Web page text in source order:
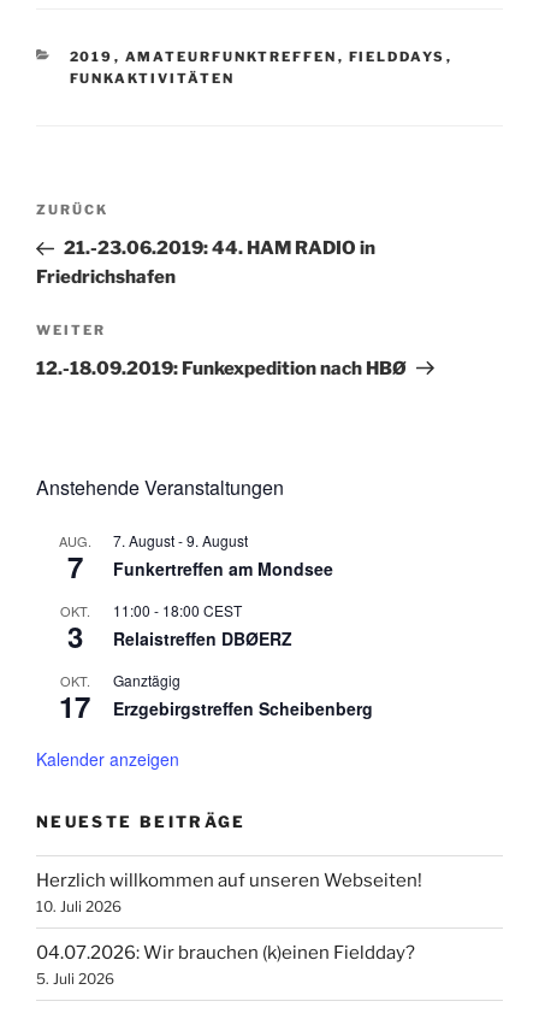
KATEGORIEN
2019 , AMATEURFUNKTREFFEN , FIELDDAYS ,
FUNKAKTIVITÄTEN
Beitragsnavigation
Vorheriger
Beitrag
ZURÜCK
21.-23.06.2019: 44. HAM RADIO in
Friedrichshafen
Nächster
Beitrag
WEITER
12.-18.09.2019: Funkexpedition nach HBØ
Anstehende Veranstaltungen
AUG.
7
7. August-9. August
Funkertreffen am Mondsee
OKT.
3
11:00 - 18:00 CEST
Relaistreffen DBØERZ
OKT.
17
Ganztägig
Erzgebirgstreffen Scheibenberg
Kalender anzeigen
NEUESTE BEITRÄGE
Herzlich willkommen auf unseren Webseiten!
10. Juli 2026
04.07.2026: Wir brauchen (k)einen Fieldday?
5. Juli 2026